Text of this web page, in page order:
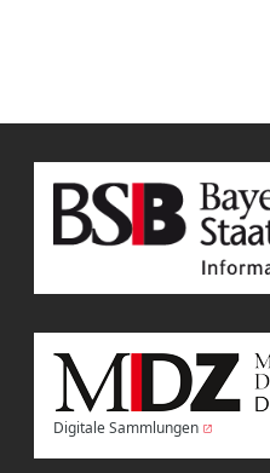
Digitale Sammlungen